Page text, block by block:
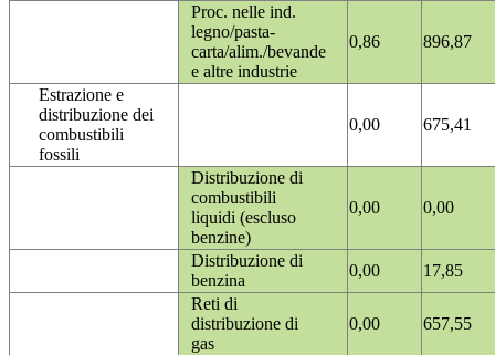
Proc. nelle ind.
legno/pasta-
carta/alim./bevande
e altre industrie
0,86 896,87
Estrazione e
distribuzione dei
combustibili
fossili
0,00 675,41
Distribuzione di
combustibili
liquidi (escluso
benzine)
0,00 0,00
Distribuzione di
benzina
0,00
17,85
Reti di
distribuzione di
gas
0,00 657,55